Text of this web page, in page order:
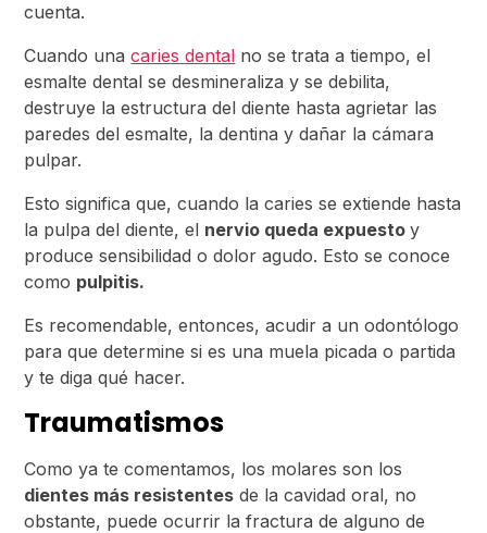
cuenta.
Cuando unacaries dental no se trata a tiempo, el
esmalte dental se desmineraliza y se debilita,
destruye la estructura del diente hasta agrietar las
paredes del esmalte, la dentina y dañar la cámara
pulpar.
Esto significa que, cuando la caries se extiende hasta
la pulpa del diente, el nervio queda expuestoy
produce sensibilidad o dolor agudo. Esto se conoce
como pulpitis.
Es recomendable, entonces, acudir a un odontólogo
para que determine si es una muela picada o partida
y te diga qué hacer.
Traumatismos
Como ya te comentamos, los molares son los
dientes más resistentes de la cavidad oral, no
obstante, puede ocurrir la fractura de alguno de